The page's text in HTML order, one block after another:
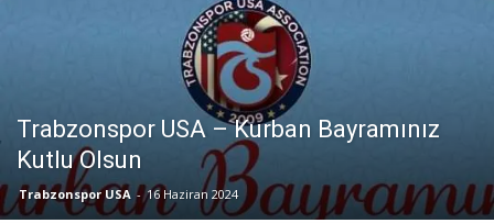
Trabzonspor USA – Kurban Bayramınız
Kutlu Olsun
Trabzonspor USA - 16 Haziran 2024